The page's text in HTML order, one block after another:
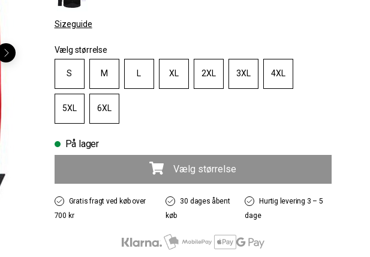
Sizeguide
Vælg størrelse
S M L XL 2XL 3XL 4XL
5XL 6XL
På lager
Vælg størrelse
Gratis fragt ved køb over
700 kr
30 dages åbent
køb
Hurtig levering 3 – 5
dage